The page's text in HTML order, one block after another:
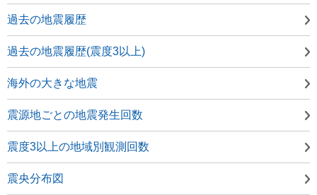
過去の地震履歴
過去の地震履歴(震度3以上)
海外の大きな地震
震源地ごとの地震発生回数
震度3以上の地域別観測回数
震央分布図